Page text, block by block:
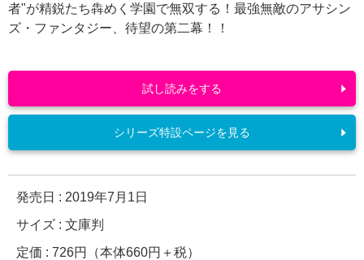
者"が精鋭たち犇めく学園で無双する！最強無敵のアサシン
ズ・ファンタジー、待望の第二幕！！
発売日 : 2019年7月1日
サイズ : 文庫判
定価 : 726円（本体660円＋税）
試し読みをする
シリーズ特設ページを見る